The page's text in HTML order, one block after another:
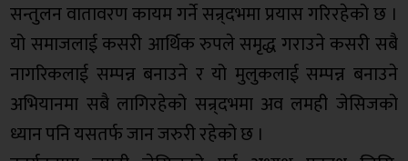
सन्तुलन वातावरण कायम गर्ने सन्र्दभमा प्रयास गरिरहेको छ ।
यो समाजलाई कसरी आर्थिक रुपले समृद्ध गराउने कसरी सबै
नागरिकलाई सम्पन्न बनाउने र यो मुलुकलाई सम्पन्न बनाउने
अभियानमा सबै लागिरहेको सन्र्दभमा अव लमही जेसिजको
ध्यान पनि यसतर्फ जान जरुरी रहेको छ ।